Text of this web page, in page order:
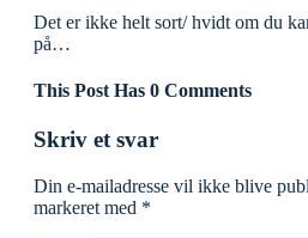
Det er ikke helt sort/ hvidt om du
på…
This Post Has 0 Comments
Skriv et svar
Din e-mailadresse vil ikke blive
markeret med *